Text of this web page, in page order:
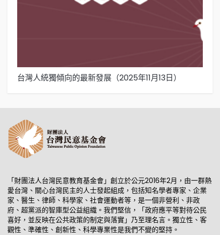
台灣人統獨傾向的最新發展（2025年11月13日）
「財團法人台灣民意教育基金會」創立於公元2016年2月，由一群熱
愛台灣、關心台灣民主的人士發起組成，包括知名學者專家、企業
家、醫生、律師、科學家、社會運動者等，是一個非營利、非政
府、超黨派的智庫型公益組織。我們堅信，「政府應平等對待公民
喜好，並反映在公共政策的制定與落實」乃至理名言。獨立性、客
觀性、準確性、創新性、科學專業性是我們不變的堅持。